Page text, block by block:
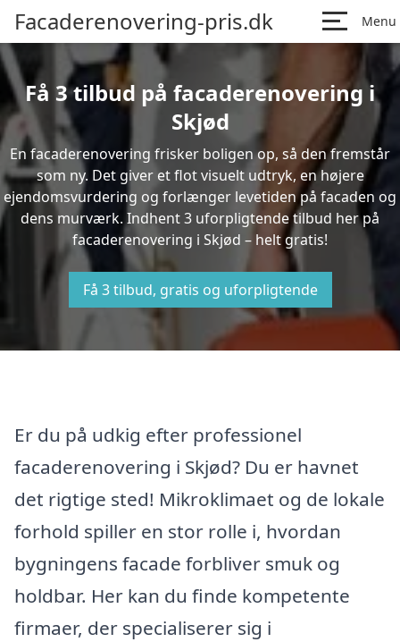
Facaderenovering-pris.dk Menu
Få 3 tilbud på facaderenovering i
Skjød
En facaderenovering frisker boligen op, så den fremstår
som ny. Det giver et flot visuelt udtryk, en højere
ejendomsvurdering og forlænger levetiden på facaden og
dens murværk. Indhent 3 uforpligtende tilbud her på
facaderenovering i Skjød – helt gratis!
Få 3 tilbud, gratis og uforpligtende
Er du på udkig efter professionel
facaderenovering i Skjød? Du er havnet
det rigtige sted! Mikroklimaet og de lokale
forhold spiller en stor rolle i, hvordan
bygningens facade forbliver smuk og
holdbar. Her kan du finde kompetente
firmaer, der specialiserer sig i